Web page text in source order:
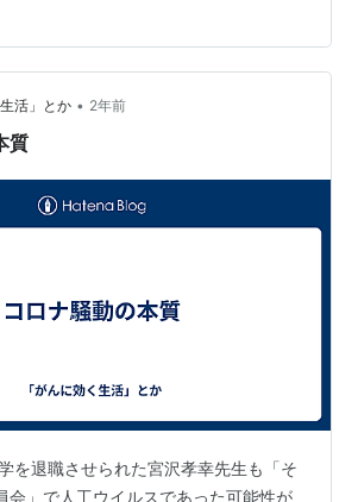
や予防医学の観点で注目される存在で
エコーウイルス11の基本情報から最新
り組みまで、幅広い視点で解説してい
活」とか • 2年前
質
を退職させられた宮沢孝幸先生も「そ
会」で人工ウイルスであった可能性が